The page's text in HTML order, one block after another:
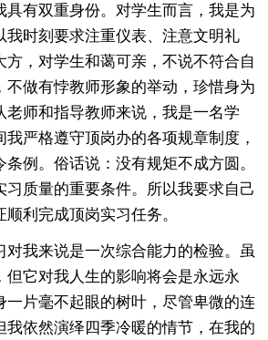
具有双重身份。对学生而言，我是为
我时刻要求注重仪表、注意文明礼
方，对学生和蔼可亲，不说不符合自
不做有悖教师形象的举动，珍惜身为
老师和指导教师来说，我是一名学
严格遵守顶岗办的各项规章制度，
例。俗话说：没有规矩不成方圆。
习质量的重要条件。所以我要求自己
利完成顶岗实习任务。
我来说是一次综合能力的检验。虽
但它对我人生的影响将会是永远永
一片毫不起眼的树叶，尽管卑微的连
我依然演绎四季冷暖的情节，在我的